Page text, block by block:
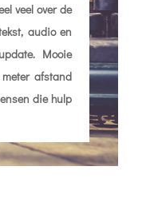
veel over de
audio en
Mooie
afstand
die hulp